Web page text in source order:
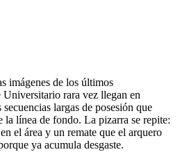
imágenes de los últimos
rara vez llegan en
largas de posesión que
la línea de fondo. La pizarra se repite:
el área y un remate que el arquero
ya acumula desgaste.